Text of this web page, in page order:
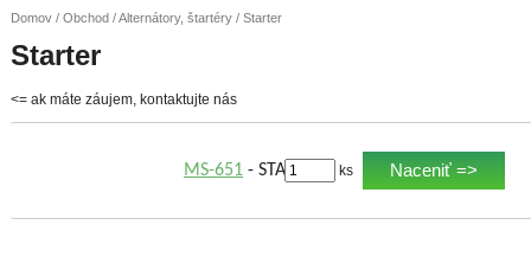
Domov/ Obchod/Alternátory, štartéry/ Starter
Starter
<= ak máte záujem, kontaktujte nás
MS-651- STARTER ks Naceniť =>